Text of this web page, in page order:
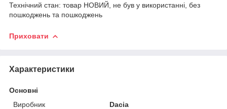
Технічний стан: товар НОВИЙ, не був у використанні, без
пошкоджень та пошкоджень
Приховати
Характеристики
Основні
Виробник
Dacia